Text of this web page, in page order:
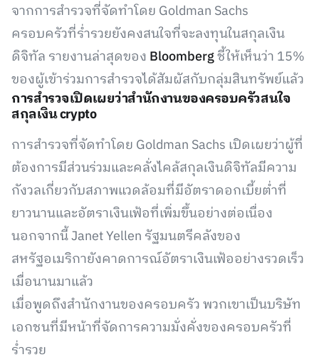
จากการสำรวจที่จัดทำโดย Goldman Sachs
ครอบครัวที่ร่ำรวยยังคงสนใจที่จะลงทุนในสกุลเงิน
ดิจิทัล รายงานล่าสุดของ Bloombergชี้ให้เห็นว่า 15%
ของผู้เข้าร่วมการสำรวจได้สัมผัสกับกลุ่มสินทรัพย์แล้ว
การสำรวจเปิดเผยว่าสำนักงานของครอบครัวสนใจ
สกุลเงิน crypto
การสำรวจที่จัดทำโดย Goldman Sachs เปิดเผยว่าผู้ที่
ต้องการมีส่วนร่วมและคลั่งไคล้สกุลเงินดิจิทัลมีความ
กังวลเกี่ยวกับสภาพแวดล้อมที่มีอัตราดอกเบี้ยต่ำที่
ยาวนานและอัตราเงินเฟ้อที่เพิ่มขึ้นอย่างต่อเนื่อง
นอกจากนี้ Janet Yellen รัฐมนตรีคลังของ
สหรัฐอเมริกายังคาดการณ์อัตราเงินเฟ้ออย่างรวดเร็ว
เมื่อนานมาแล้ว
เมื่อพูดถึงสำนักงานของครอบครัว พวกเขาเป็นบริษัท
เอกชนที่มีหน้าที่จัดการความมั่งคั่งของครอบครัวที่
ร่ำรวย